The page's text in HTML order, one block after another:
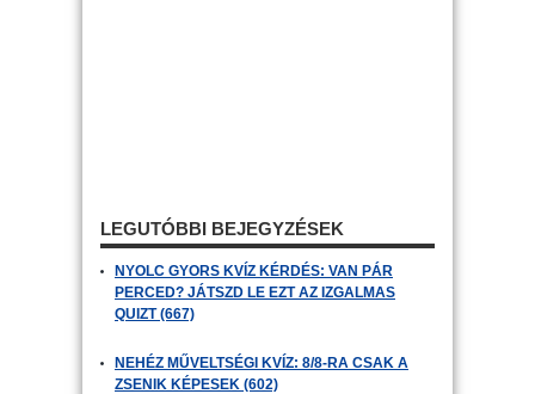
LEGUTÓBBI BEJEGYZÉSEK
NYOLC GYORS KVÍZ KÉRDÉS: VAN PÁR
PERCED? JÁTSZD LE EZT AZ IZGALMAS
QUIZT (667)
NEHÉZ MŰVELTSÉGI KVÍZ: 8/8-RA CSAK A
ZSENIK KÉPESEK (602)